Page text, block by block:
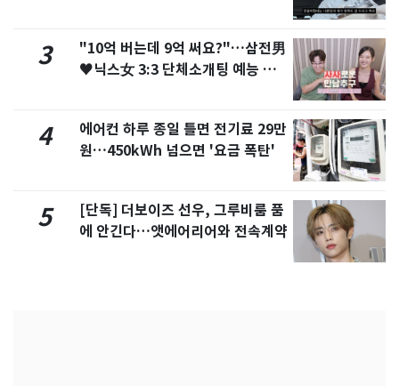
3
"10억 버는데 9억 써요?"…삼전男
♥닉스女 3:3 단체소개팅 예능 화
4
에어컨 하루 종일 틀면 전기료 29만
원…450kWh 넘으면 '요금 폭탄'
5
[단독] 더보이즈 선우, 그루비룸 품
에 안긴다…앳에어리어와 전속계약